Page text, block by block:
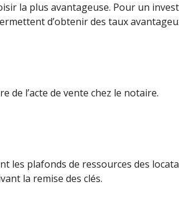
la plus avantageuse. Pour un
d’obtenir des taux
de l’acte de vente chez le notaire.
les plafonds de ressources des
la remise des clés.